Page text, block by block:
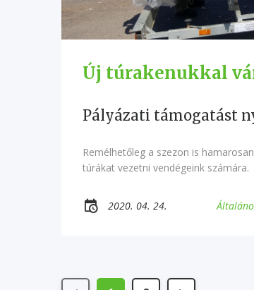
Új túrakenukkal
Pályázati támogatást
Remélhetőleg a szezon is
túrákat vezetni vendégeink számára.
2020. 04. 24.